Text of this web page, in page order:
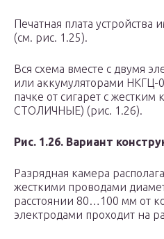
Печатная плата
(см. рис. 1.25).
Вся схема вместе с двумя
или аккумуляторами НКГЦ-
пачке от сигарет с жестким
СТОЛИЧНЫЕ) (рис. 1.26).
Рис. 1.26. Вариант
Разрядная камера
жесткими проводами
расстоянии 80…100 мм от
электродами проходит на